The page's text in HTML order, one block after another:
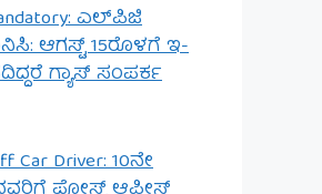
ಎಲ್‌ಪಿಜಿ
ಆಗಸ್ಟ್ 15ರೊಳಗೆ ಇ-
ಗ್ಯಾಸ್ ಸಂಪರ್ಕ
Car Driver: 10ನೇ